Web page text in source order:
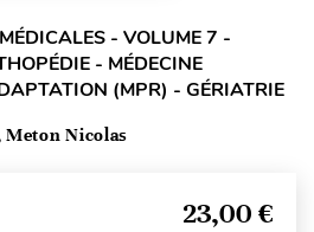
- VOLUME 7 -
- MÉDECINE
(MPR) - GÉRIATRIE
Nicolas
23,00 €